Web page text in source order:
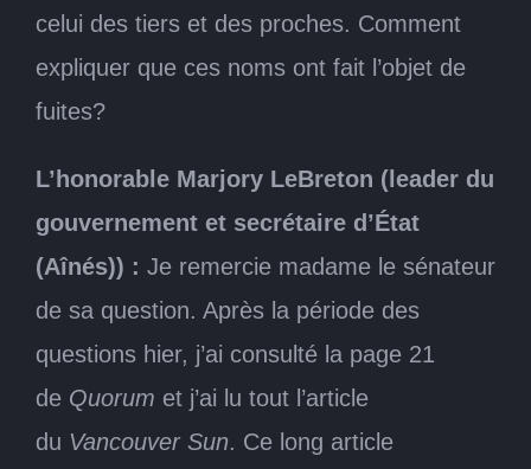
celui des tiers et des proches. Comment
expliquer que ces noms ont fait l’objet de
fuites?
L’honorable Marjory LeBreton (leader du
gouvernement et secrétaire d’État
(Aînés)) : Je remercie madame le sénateur
de sa question. Après la période des
questions hier, j’ai consulté la page 21
de Quorum et j’ai lu tout l’article
du Vancouver Sun. Ce long article